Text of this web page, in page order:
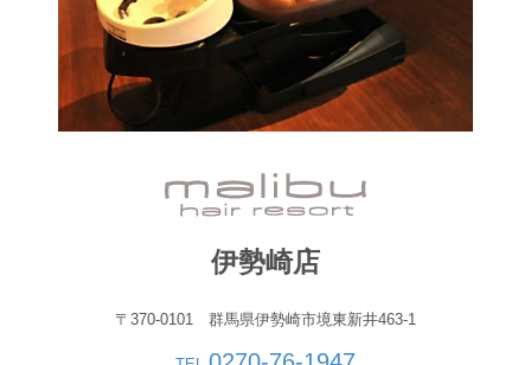
伊勢崎店
〒370-0101 群馬県伊勢崎市境東新井463-1